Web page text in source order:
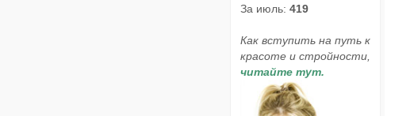
За июль: 419
Как вступить на путь к
красоте и стройности,
читайте тут.